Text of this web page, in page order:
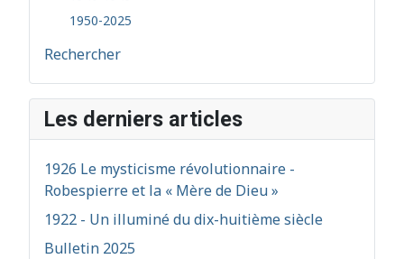
1950-2025
Rechercher
Les derniers articles
1926 Le mysticisme révolutionnaire -
Robespierre et la « Mère de Dieu »
1922 - Un illuminé du dix-huitième siècle
Bulletin 2025